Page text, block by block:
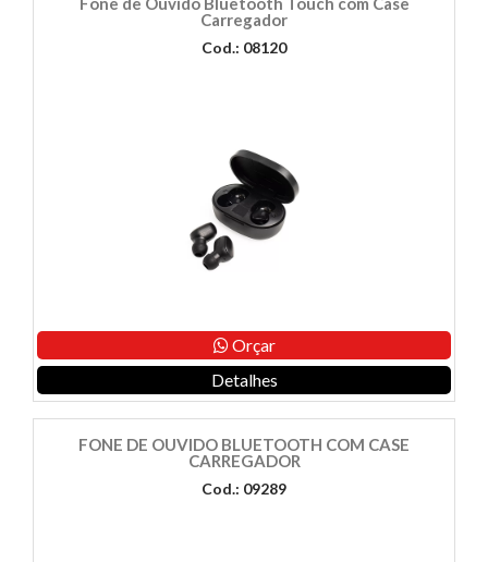
Carregador
Cod.: 08120
Orçar
Detalhes
FONE DE OUVIDO BLUETOOTH COM CASE
CARREGADOR
Cod.: 09289